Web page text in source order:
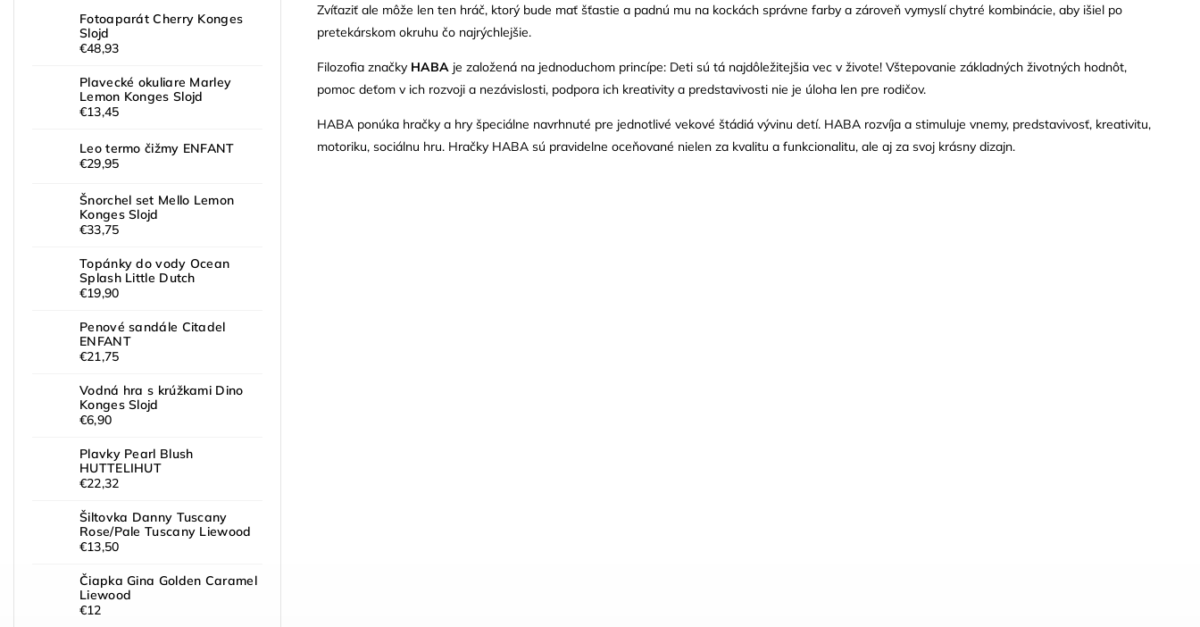
Fotoaparát Cherry Konges
Slojd
€48,93
Plavecké okuliare Marley
Lemon Konges Slojd
€13,45
Leo termo čižmy ENFANT
€29,95
Šnorchel set Mello Lemon
Konges Slojd
€33,75
Topánky do vody Ocean
Splash Little Dutch
€19,90
Penové sandále Citadel
ENFANT
€21,75
Vodná hra s krúžkami Dino
Konges Slojd
€6,90
Plavky Pearl Blush
HUTTELIHUT
€22,32
Šiltovka Danny Tuscany
Rose/Pale Tuscany Liewood
€13,50
Čiapka Gina Golden Caramel
Liewood
€12
Zvíťaziť ale môže len ten hráč, ktorý bude mať šťastie a padnú mu na kockách správne farby a zároveň vymyslí chytré kombinácie, aby išiel po
pretekárskom okruhu čo najrýchlejšie.
Filozofia značky HABA je založená na jednoduchom princípe: Deti sú tá najdôležitejšia vec v živote! Vštepovanie základných životných hodnôt,
pomoc deťom v ich rozvoji a nezávislosti, podpora ich kreativity a predstavivosti nie je úloha len pre rodičov.
HABA ponúka hračky a hry špeciálne navrhnuté pre jednotlivé vekové štádiá vývinu detí. HABA rozvíja a stimuluje vnemy, predstavivosť, kreativitu,
motoriku, sociálnu hru. Hračky HABA sú pravidelne oceňované nielen za kvalitu a funkcionalitu, ale aj za svoj krásny dizajn.